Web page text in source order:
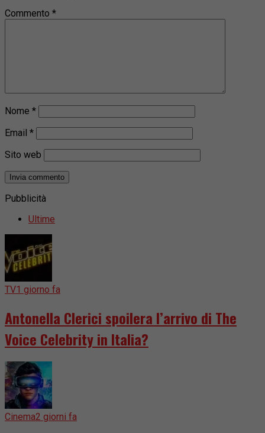
Commento *
Nome *
Email *
Sito web
Pubblicità
Ultime
TV1 giorno fa
Antonella Clerici spoilera l’arrivo di The
Voice Celebrity in Italia?
Cinema2 giorni fa